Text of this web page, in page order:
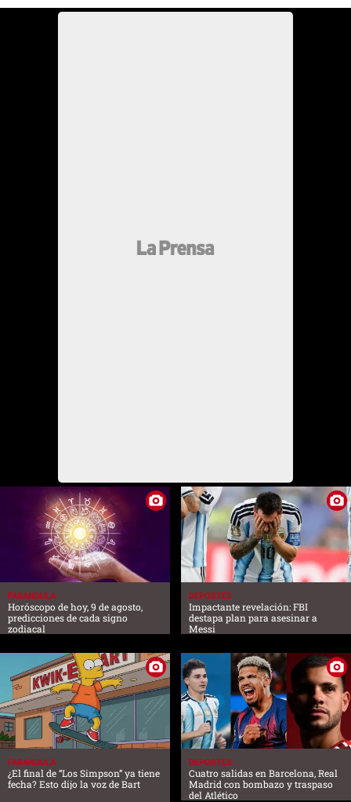
FARANDULA
Horóscopo de hoy, 9 de agosto,
predicciones de cada signo
zodiacal
DEPORTES
Impactante revelación: FBI
destapa plan para asesinar a
Messi
FARANDULA
¿El final de “Los Simpson” ya tiene
fecha? Esto dijo la voz de Bart
DEPORTES
Cuatro salidas en Barcelona, Real
Madrid con bombazo y traspaso
del Atlético